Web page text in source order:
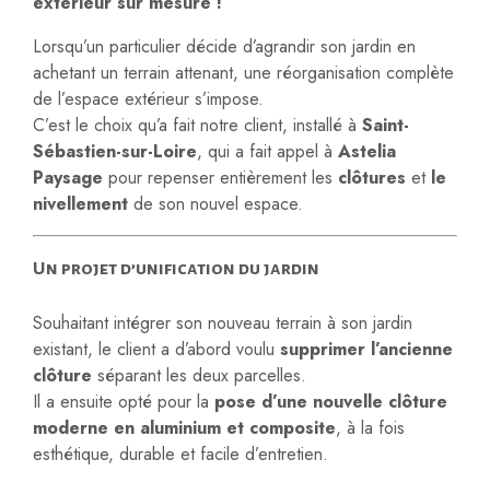
Lorsqu’un particulier décide d’agrandir son jardin en
achetant un terrain attenant, une réorganisation complète
de l’espace extérieur s’impose.
C’est le choix qu’a fait notre client, installé à Saint-
Sébastien-sur-Loire, qui a fait appel à Astelia
Paysage pour repenser entièrement les clôtures et le
nivellementde son nouvel espace.
Un projet d’unification du jardin
Souhaitant intégrer son nouveau terrain à son jardin
existant, le client a d’abord voulu supprimer l’ancienne
clôture séparant les deux parcelles.
Il a ensuite opté pour la pose d’une nouvelle clôture
moderne en aluminium et composite, à la fois
esthétique, durable et facile d’entretien.